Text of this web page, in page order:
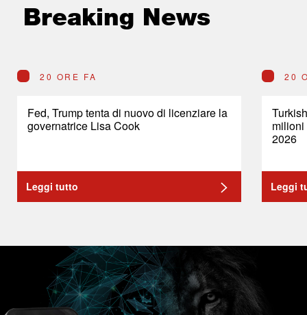
Breaking News
20 ORE FA
Fed, Trump tenta di nuovo di licenziare la
governatrice Lisa Cook
Leggi tutto
20
2026
Leggi